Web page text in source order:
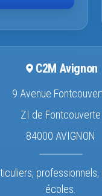
C2M Avignon
9 Avenue
ZI de Fontcouverte
84000 AVIGNON
écoles.